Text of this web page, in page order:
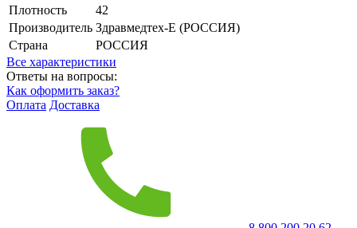
Плотность
42
Производитель Здравмедтех-Е (РОССИЯ)
Страна
РОССИЯ
Все характеристики
Ответы на вопросы:
Как оформить заказ?
Оплата Доставка